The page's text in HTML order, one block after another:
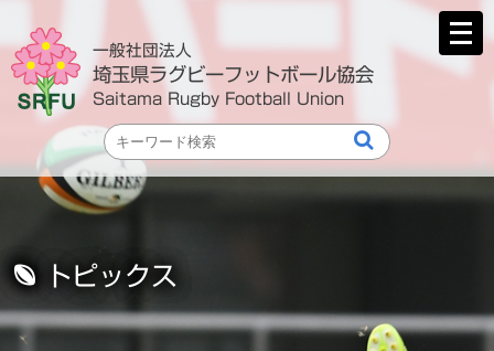
一般社団法人
埼玉県ラグビーフットボール協会
Saitama Rugby Football Union
メ
ニ
ュ
く
トピックス